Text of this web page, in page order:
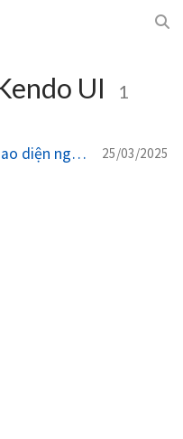
UI 1
🚀 Kendo UI – Bộ công cụ giao diện người dùng mạnh mẽ cho phát triển web 25/03/2025